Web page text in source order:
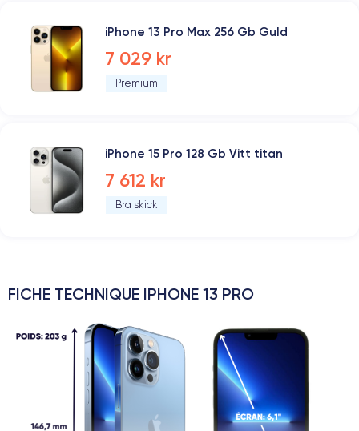
iPhone 13 Pro Max 256 Gb Guld
7 029 kr
Premium
iPhone 15 Pro 128 Gb Vitt titan
7 612 kr
Bra skick
FICHE TECHNIQUE IPHONE 13 PRO